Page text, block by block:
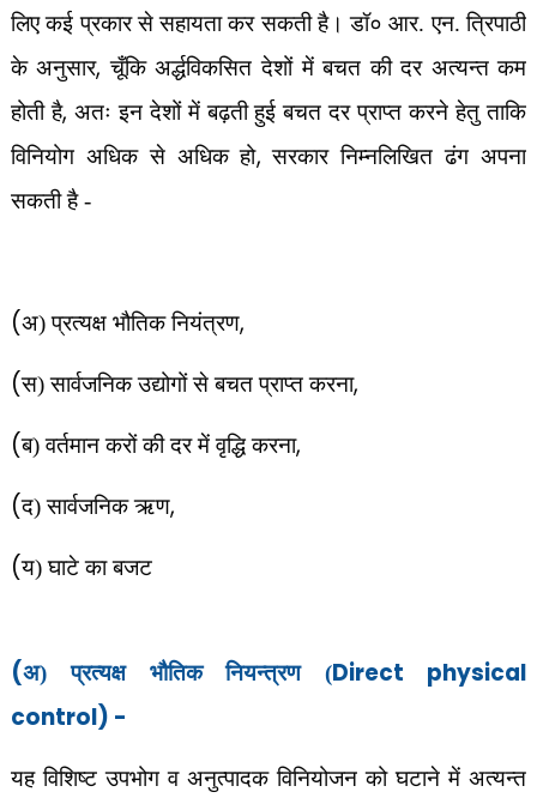
लिए कई प्रकार से सहायता कर सकती है। डॉ० आर. एन. त्रिपाठी
के अनुसार,चूँकि अर्द्धविकसित देशों में बचत की दर अत्यन्त कम
होती है, अतः इन देशों में बढ़ती हुई बचत दर प्राप्त करने हेतु ताकि
विनियोग अधिक से अधिक हो,सरकार निम्नलिखित ढंग अपना
सकती है -
(अ) प्रत्यक्ष भौतिक नियंत्रण,
(स) सार्वजनिक उद्योगों से बचत प्राप्त करना,
(ब) वर्तमान करों की दर में वृद्धि करना,
(द) सार्वजनिक ऋण,
(य) घाटे का बजट
(अ) प्रत्यक्ष भौतिक नियन्त्रण (Direct physical
control) -
यह विशिष्ट उपभोग व अनुत्पादक विनियोजनको घटाने में अत्यन्त